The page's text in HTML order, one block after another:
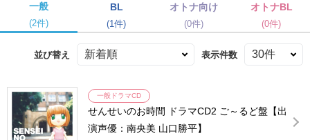
一般
(2件)
BL
(1件)
オトナ向け
(0件)
オトナBL
(0件)
並び替え 表示件数
一般ドラマCD
せんせいのお時間 ドラマCD2 ご～るど盤【出
演声優：南央美 山口勝平】